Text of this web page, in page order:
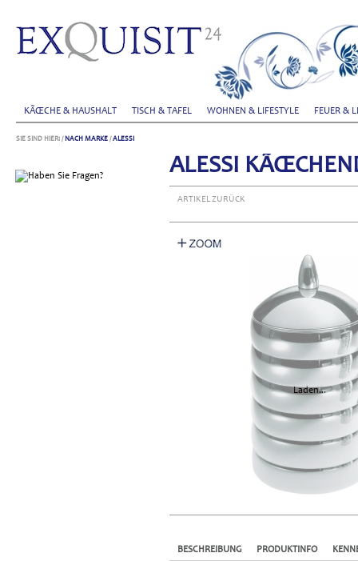
KÃŒCHE & HAUSHALT TISCH & TAFEL WOHNEN & LIFESTYLE FEUER &
SIE SIND HIER: / NACH MARKE /ALESSI
ALESSI
ARTIKEL ZURÜCK
Laden...
BESCHREIBUNG PRODUKTINFO